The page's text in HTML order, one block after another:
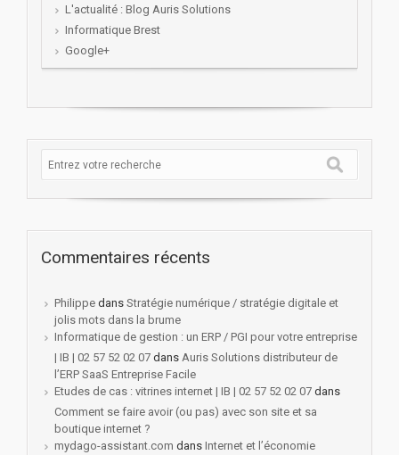
L'actualité : Blog Auris Solutions
Informatique Brest
Google+
Commentaires récents
Philippe dans Stratégie numérique / stratégie digitale et
jolis mots dans la brume
Informatique de gestion : un ERP / PGI pour votre entreprise
| IB | 02 57 52 02 07 dans Auris Solutions distributeur de
l’ERP SaaS Entreprise Facile
Etudes de cas : vitrines internet | IB | 02 57 52 02 07 dans
Comment se faire avoir (ou pas) avec son site et sa
boutique internet ?
mydago-assistant.com dans Internet et l’économie